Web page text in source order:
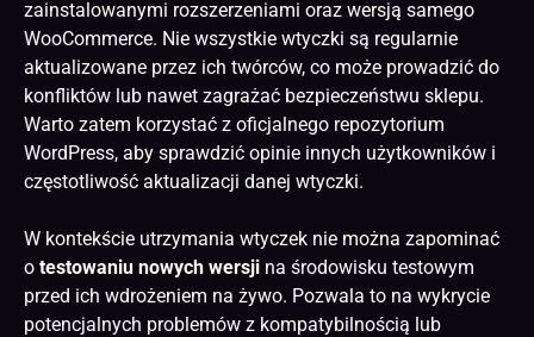
zainstalowanymi rozszerzeniami oraz wersją samego
WooCommerce. Nie wszystkie wtyczki są regularnie
aktualizowane przez ich twórców, co może prowadzić do
konfliktów lub nawet zagrażać bezpieczeństwu sklepu.
Warto zatem korzystać z oficjalnego repozytorium
WordPress, aby sprawdzić opinie innych użytkowników i
częstotliwość aktualizacji danej wtyczki.
W kontekście utrzymania wtyczek nie można zapominać
o testowaniu nowych wersji na środowisku testowym
przed ich wdrożeniem na żywo. Pozwala to na wykrycie
potencjalnych problemów z kompatybilnością lub